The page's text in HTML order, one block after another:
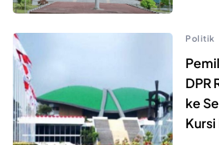
Politik
DPR
ke